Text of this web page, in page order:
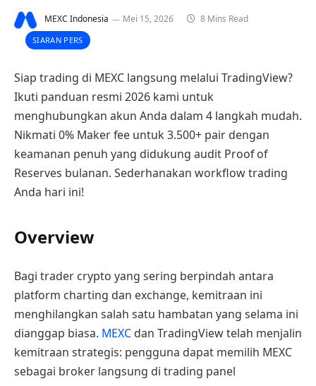
MEXC Indonesia Mei 15, 2026 8 Mins Read
SIARAN PERS
Siap trading di MEXC langsung melalui TradingView?
Ikuti panduan resmi 2026 kami untuk
menghubungkan akun Anda dalam 4 langkah mudah.
Nikmati 0% Maker fee untuk 3.500+ pair dengan
keamanan penuh yang didukung audit Proof of
Reserves bulanan. Sederhanakan workflow trading
Anda hari ini!
Overview
Bagi trader crypto yang sering berpindah antara
platform charting dan exchange, kemitraan ini
menghilangkan salah satu hambatan yang selama ini
dianggap biasa. MEXC dan TradingView telah menjalin
kemitraan strategis: pengguna dapat memilih MEXC
sebagai broker langsung di trading panel